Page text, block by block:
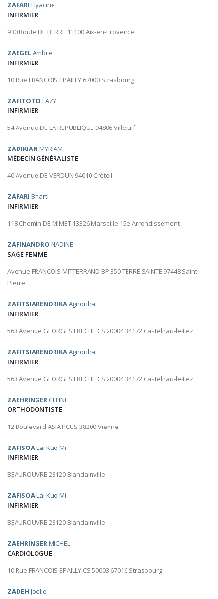
ZAFARI Hyacine
INFIRMIER
930 Route DE BERRE 13100 Aix-en-Provence
ZAEGELAmbre
INFIRMIER
10 Rue FRANCOIS EPAILLY 67000 Strasbourg
ZAFITOTO FAZY
INFIRMIER
54 Avenue DE LA REPUBLIQUE 94806 Villejuif
ZADIKIAN MYRIAM
MÉDECIN GÉNÉRALISTE
40 Avenue DE VERDUN 94010 Créteil
ZAFARI Bharti
INFIRMIER
118 Chemin DE MIMET 13326 Marseille 15e Arrondissement
ZAFINANDRO NADINE
SAGE FEMME
Avenue FRANCOIS MITTERRAND BP 350 TERRE SAINTE 97448 Saint-
Pierre
ZAFITSIARENDRIKAAgnoriha
INFIRMIER
563 Avenue GEORGES FRECHE CS 20004 34172 Castelnau-le-Lez
ZAFITSIARENDRIKAAgnoriha
INFIRMIER
563 Avenue GEORGES FRECHE CS 20004 34172 Castelnau-le-Lez
ZAEHRINGER CELINE
ORTHODONTISTE
12 Boulevard ASIATICUS 38200 Vienne
ZAFISOALai Kuo Mi
INFIRMIER
BEAUROUVRE 28120 Blandainville
ZAFISOALai Kuo Mi
INFIRMIER
BEAUROUVRE 28120 Blandainville
ZAEHRINGERMICHEL
CARDIOLOGUE
10 Rue FRANCOIS EPAILLY CS 50003 67016 Strasbourg
ZADEH Joelle